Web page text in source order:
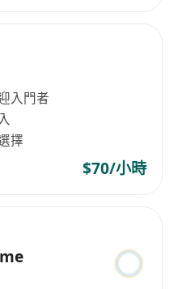
入門者
擇
$70/小時